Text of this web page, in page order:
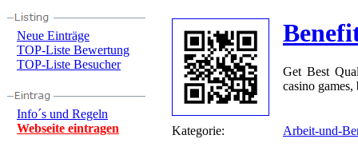
Neue Einträge
TOP-Liste Bewertung
TOP-Liste Besucher
Info´s und Regeln
Webseite eintragen
Get Best
casino
Kategorie:
Arbeit-und-